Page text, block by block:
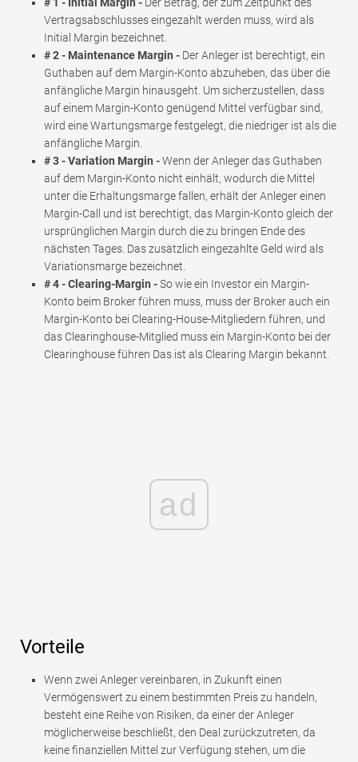
Vertragsabschlusses eingezahlt werden muss, wird als
Initial Margin bezeichnet.
# 2 - Maintenance Margin - Der Anleger ist berechtigt, ein
Guthaben auf dem Margin-Konto abzuheben, das über die
anfängliche Margin hinausgeht. Um sicherzustellen, dass
auf einem Margin-Konto genügend Mittel verfügbar sind,
wird eine Wartungsmarge festgelegt, die niedriger ist als die
anfängliche Margin.
# 3 - Variation Margin -Wenn der Anleger das Guthaben
auf dem Margin-Konto nicht einhält, wodurch die Mittel
unter die Erhaltungsmarge fallen, erhält der Anleger einen
Margin-Call und ist berechtigt, das Margin-Konto gleich der
ursprünglichen Margin durch die zu bringen Ende des
nächsten Tages. Das zusätzlich eingezahlte Geld wird als
Variationsmarge bezeichnet.
# 4 - Clearing-Margin -So wie ein Investor ein Margin-
Konto beim Broker führen muss, muss der Broker auch ein
Margin-Konto bei Clearing-House-Mitgliedern führen, und
das Clearinghouse-Mitglied muss ein Margin-Konto bei der
Clearinghouse führen Das ist als Clearing Margin bekannt.
ad
Vorteile
Wenn zwei Anleger vereinbaren, in Zukunft einen
Vermögenswert zu einem bestimmten Preis zu handeln,
besteht eine Reihe von Risiken, da einer der Anleger
möglicherweise beschließt, den Deal zurückzutreten, da
keine finanziellen Mittel zur Verfügung stehen, um die